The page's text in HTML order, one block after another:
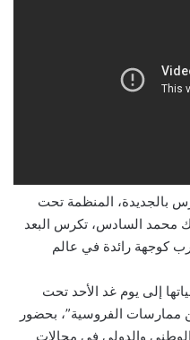
من معرض الفرس بالجديدة، المنظمة تحت
محمد السادس، تكرس البعد
كوجهة رائدة في عالم
إلى يوم غد الأحد تحت
ممارسات الفروسية”، بحضور
والدولي في مجالات